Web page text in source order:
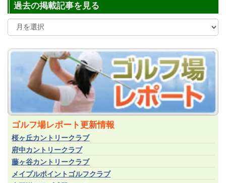
過去の掲載記事を見る
ゴルフ場レポート更新情報
桜ヶ丘カントリークラブ
府中カントリークラブ
藤ヶ谷カントリークラブ
メイプルポイントゴルフクラブ